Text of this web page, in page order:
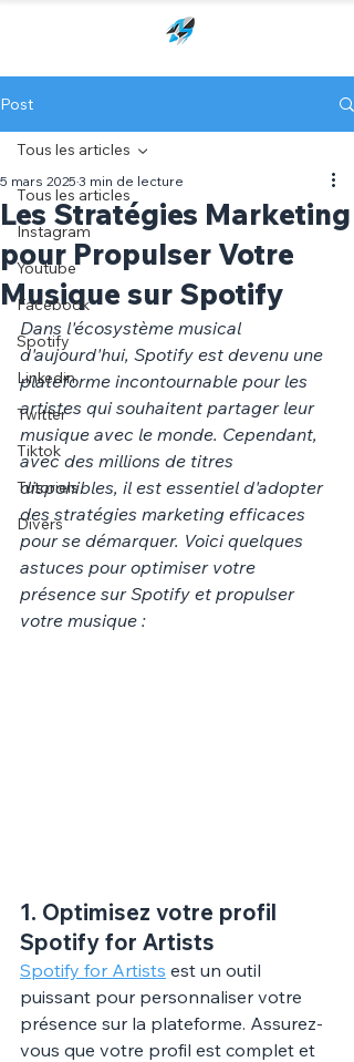
Post
Tous les articles
Instagram
Youtube
Facebook
Spotify
Linkedin
Twitter
Tiktok
Tutoriels
Divers
Tous les articles
Les Stratégies Marketing
pour Propulser Votre
Musique sur Spotify
5 mars 2025 3 min de lecture
Dans l'écosystème musical
d'aujourd'hui, Spotify est devenu une
plateforme incontournable pour les
artistes qui souhaitent partager leur
musique avec le monde. Cependant,
avec des millions de titres
disponibles, il est essentiel d'adopter
des stratégies marketing efficaces
pour se démarquer. Voici quelques
astuces pour optimiser votre
présence sur Spotify et propulser
votre musique :
1. Optimisez votre profil
Spotify for Artists
Spotify for Artists est un outil
puissant pour personnaliser votre
présence sur la plateforme. Assurez-
vous que votre profil est complet et